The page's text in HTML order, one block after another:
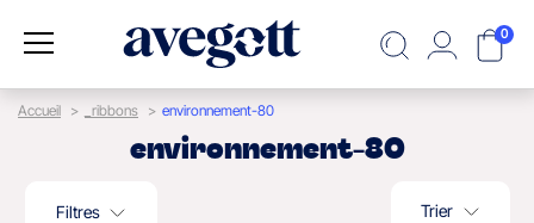
Accueil _ribbons environnement-80
environnement-80
Filtres Trier
0